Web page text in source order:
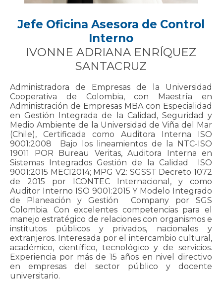
Jefe Oficina Asesora de Control
Interno
IVONNE ADRIANA ENRÍQUEZ
SANTACRUZ
Administradora de Empresas de la Universidad
Cooperativa de Colombia, con Maestría en
Administración de Empresas MBA con Especialidad
en Gestión Integrada de la Calidad, Seguridad y
Medio Ambiente de la Universidad de Viña del Mar
(Chile), Certificada como Auditora Interna ISO
9001:2008 Bajo los lineamientos de la NTC-ISO
19011 POR Bureau Veritas, Auditora Interna en
Sistemas Integrados Gestión de la Calidad ISO
9001:2015 MECI2014; MPG V2: SGSST Decreto 1072
de 2015 por ICONTEC Internacional, y como
Auditor Interno ISO 9001:2015 Y Modelo Integrado
de Planeación y Gestión Company por SGS
Colombia. Con excelentes competencias para el
manejo estratégico de relaciones con organismos e
institutos públicos y privados, nacionales y
extranjeros. Interesada por el intercambio cultural,
académico, científico, tecnológico y de servicios.
Experiencia por más de 15 años en nivel directivo
en empresas del sector público y docente
universitario.